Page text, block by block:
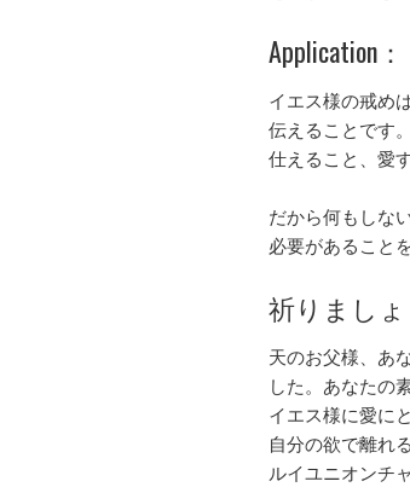
Application：
イエス様の戒め
伝えることです
仕えること、愛
だから何もしな
必要があること
祈りましょ
天のお父様、あ
した。あなたの
イエス様に愛に
自分の欲で離れ
ルイユニオンチ